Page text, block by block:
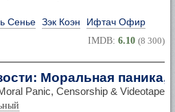
Сенье Зэк Коэн Ифтач Офир
IMDB: 6.10 (8 300)
Моральная паника,
Panic, Censorship & Videotape